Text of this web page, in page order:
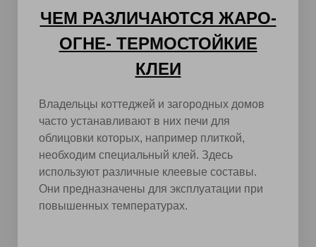
ЧЕМ РАЗЛИЧАЮТСЯ ЖАРО-
ОГНЕ- ТЕРМОСТОЙКИЕ
КЛЕИ
Владельцы коттеджей и загородных домов
часто устанавливают в них печи для
облицовки которых, например плиткой,
необходим специальный клей. Здесь
используют различные клеевые составы.
Они предназначены для эксплуатации при
повышенных температурах.